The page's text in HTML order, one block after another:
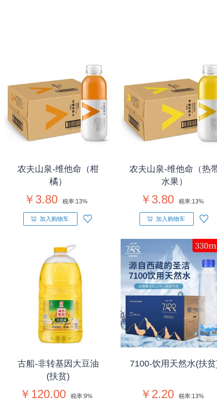
农夫山泉-维他命（柑
橘）
￥3.80 税率:13%
加入购物车
农夫山泉-维他命（热
水果）
￥3.80 税率:13%
加入购物车
古船-非转基因大豆油
(扶贫)
￥120.00 税率:9%
7100-饮用天然水(扶
￥2.20 税率:13%